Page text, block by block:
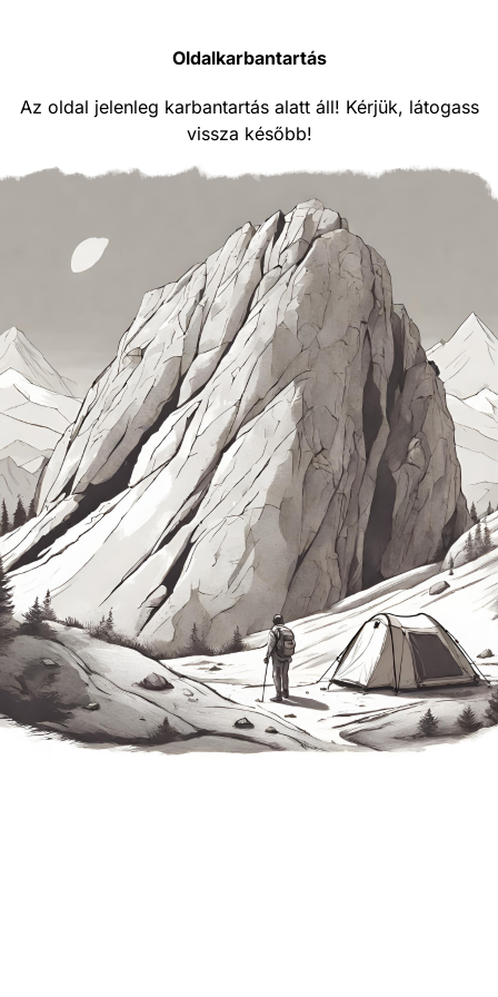
Oldalkarbantartás
Az oldal jelenleg karbantartás alatt áll! Kérjük, látogass
vissza később!